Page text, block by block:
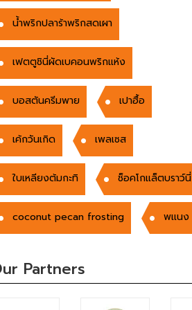
น้ำพริกปลาร้าพริกสดเผา
เฟตตูชินี่ผัดเบคอนพริกแห้ง
บอสตันครีมพาย เปาฮื้อ
เค้กวันเกิด เพลเซส
ใบเหลียงต้มกะทิ ช็อคโกแล็ตบราว์นี่
coconut pecan frosting พเเนง
Partners